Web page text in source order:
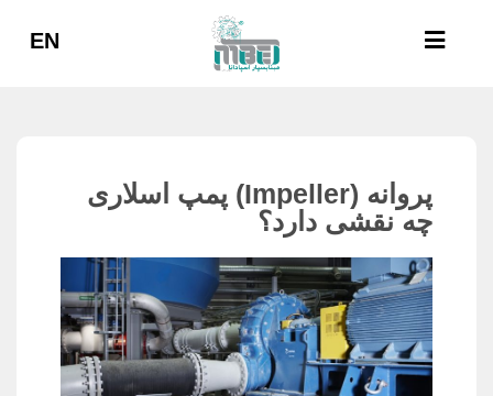
EN
پروانه (Impeller) پمپ اسلاری
چه نقشی دارد؟